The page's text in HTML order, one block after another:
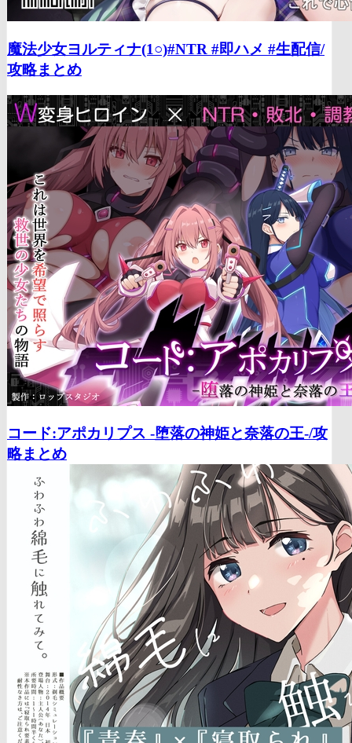
魔法少女ヨルティナ(1○)#NTR #即ハメ #生配信/
攻略まとめ
コード:アポカリプス -堕落の神姫と奈落の王-/攻
略まとめ